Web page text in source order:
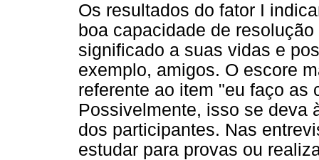
Os resultados do fator I
boa capacidade de
significado a suas vidas e
exemplo, amigos. O escore
referente ao item "eu faço as
Possivelmente, isso se deva
dos participantes. Nas
estudar para provas ou